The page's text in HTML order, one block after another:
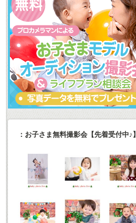
：お子さま無料撮影会【先着受付中♪】